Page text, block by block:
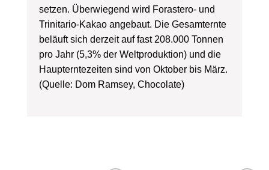
setzen. Überwiegend wird Forastero- und
Trinitario-Kakao angebaut. Die Gesamternte
beläuft sich derzeit auf fast 208.000 Tonnen
pro Jahr (5,3% der Weltproduktion) und die
Haupterntezeiten sind von Oktober bis März.
(Quelle: Dom Ramsey, Chocolate)